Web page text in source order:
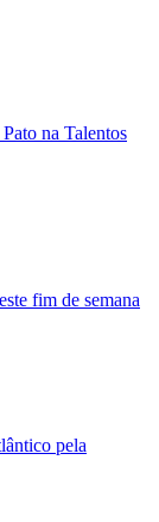
na Talentos
fim de semana
pela